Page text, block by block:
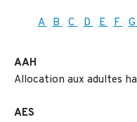
A B C D E F
AAH
Allocation aux adultes
AES